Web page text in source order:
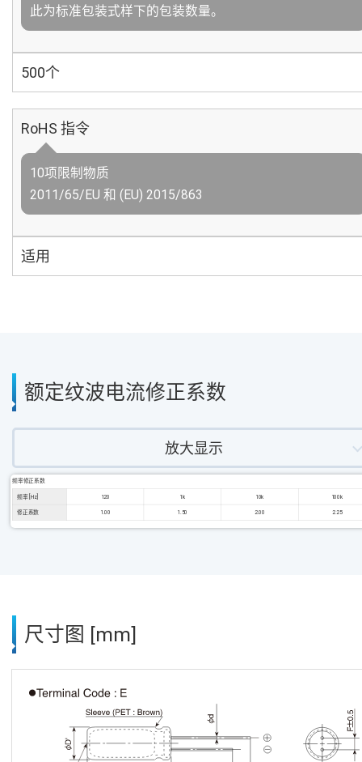
此为标准包装式样下的包装数量。
500个
RoHS 指令
10项限制物质
2011/65/EU 和 (EU) 2015/863
适用
额定纹波电流修正系数
放大显示
频率修正系数
频率 [Hz] 120 1k 10k 100k
修正系数 1.00 1.50 2.00 2.25
尺寸图 [mm]